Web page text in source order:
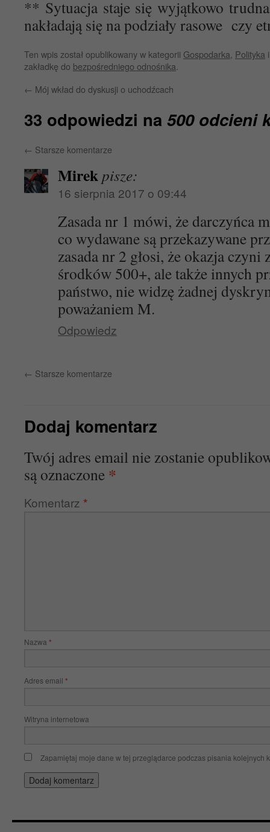
** Sytuacja staje się wyjątkowo
nakładają się na podziały rasowe czy
Ten wpis został opublikowany w kategorii Gospodarka Polityka
zakładkę do bezpośredniego odnośnika
← Mój wkład do dyskusji o uchodźcach
33 odpowiedzi na 500 odcieni
← Starsze komentarze
Mirek pisze:
16 sierpnia 2017 o 09:44
Zasada nr 1 mówi, że darczyńca
co wydawane są przekazywane
zasada nr 2 głosi, że okazja
środków 500+, ale także innych
państwo, nie widzę żadnej
poważaniem M.
Odpowiedz
← Starsze komentarze
Dodaj komentarz
Twój adres email nie zostanie
są oznaczone *
Komentarz *
Nazwa *
Adres email *
Witryna internetowa
Zapamiętaj moje dane w tej przeglądarce podczas pisania kolejnych